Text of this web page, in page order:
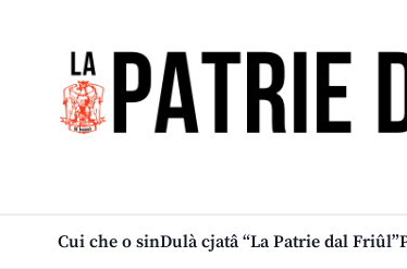
Cui che o sinDulà cjatâ “La Patrie dal Friûl”